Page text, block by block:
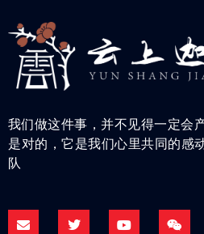
我们做这件事，并不见得一定会
是对的，它是我们心里共同的
队